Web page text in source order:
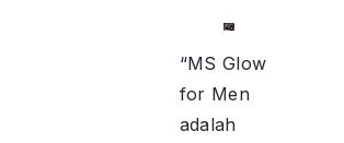
“MS Glow
for Men
adalah